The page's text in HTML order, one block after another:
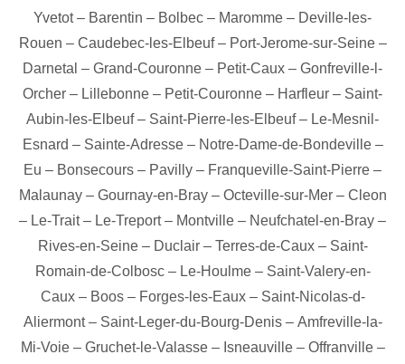
Yvetot– Barentin – Bolbec – Maromme – Deville-les-
Rouen – Caudebec-les-Elbeuf– Port-Jerome-sur-Seine–
Darnetal – Grand-Couronne – Petit-Caux – Gonfreville-l-
Orcher – Lillebonne – Petit-Couronne – Harfleur – Saint-
Aubin-les-Elbeuf– Saint-Pierre-les-Elbeuf– Le-Mesnil-
Esnard – Sainte-Adresse– Notre-Dame-de-Bondeville–
Eu – Bonsecours – Pavilly – Franqueville-Saint-Pierre –
Malaunay– Gournay-en-Bray– Octeville-sur-Mer– Cleon
– Le-Trait– Le-Treport– Montville – Neufchatel-en-Bray –
Rives-en-Seine– Duclair– Terres-de-Caux– Saint-
Romain-de-Colbosc– Le-Houlme– Saint-Valery-en-
Caux– Boos– Forges-les-Eaux– Saint-Nicolas-d-
Aliermont– Saint-Leger-du-Bourg-Denis– Amfreville-la-
Mi-Voie– Gruchet-le-Valasse– Isneauville– Offranville–